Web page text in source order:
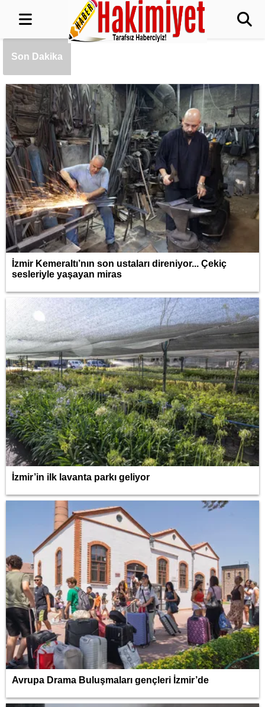
Son Dakika
Meteoroloji'den iki bölgeye kritik uyarı!
Kuvvetli sağanak ve rüzgar geliyor!
Kayseri Büyükşehir'den kırsalda yol
çalışması
Orman yangınlarında soruşturma sürüyor..
34 şüpheliden 9'u tutuklandı
Avusturya Şansölyesi Stocker, Türkiye’ye
geliyor
İzmir Kemeraltı’nın son ustaları direniyor... Çekiç
sesleriyle yaşayan miras
İzmir’in ilk lavanta parkı geliyor
Avrupa Drama Buluşmaları gençleri İzmir’de